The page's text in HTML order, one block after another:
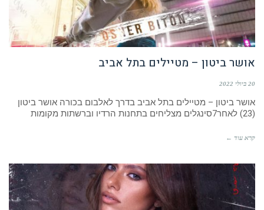
אושר ביטון – מטיילים בתל אביב
20 ביולי 2022
אושר ביטון – מטיילים בתל אביב בדרך לאלבום בכורה אושר ביטון
(23) לאחר7סינגלים מצליחים בתחנות הרדיו וברשתות מקומות
קרא עוד ←